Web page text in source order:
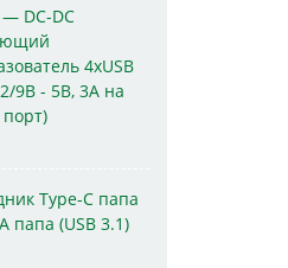
— DC-DC
4xUSB
9В - 5В, 3А на
Type-C папа
папа (USB 3.1)